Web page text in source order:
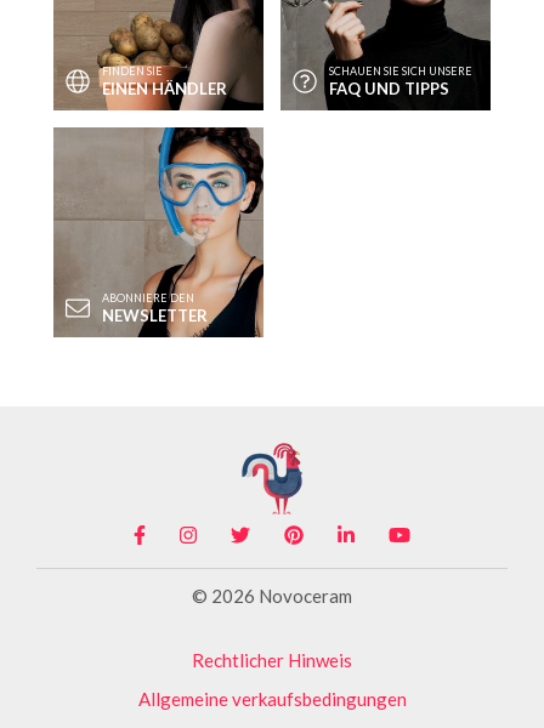
FINDEN SIE
EINEN HÄNDLER
SCHAUEN SIE SICH UNSERE
FAQ UND TIPPS
ABONNIERE DEN
NEWSLETTER
© 2026 Novoceram
Rechtlicher Hinweis
Allgemeine verkaufsbedingungen